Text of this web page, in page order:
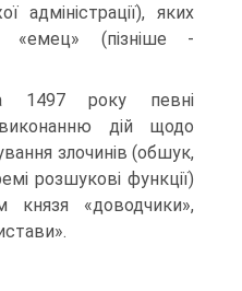
адміністрації), яких
«емец» (пізніше -
1497 року певні
дій щодо
злочинів (обшук,
розшукові функції)
князя «доводчики»,